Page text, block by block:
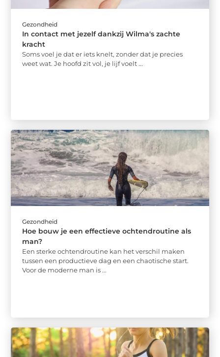
Gezondheid
In contact met jezelf dankzij Wilma's zachte
kracht
Soms voel je dat er iets knelt, zonder dat je precies
weet wat. Je hoofd zit vol, je lijf voelt ...
Gezondheid
Hoe bouw je een effectieve ochtendroutine als
man?
Een sterke ochtendroutine kan het verschil maken
tussen een productieve dag en een chaotische start.
Voor de moderne man is ...